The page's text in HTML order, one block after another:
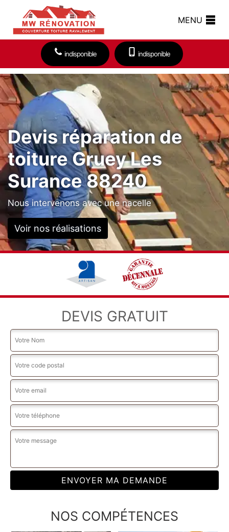
MENU
indisponible indisponible
Devis réparation de
toiture Gruey Les
Surance 88240
Nous intervenons avec une nacelle
Voir nos réalisations
DEVIS GRATUIT
NOS COMPÉTENCES